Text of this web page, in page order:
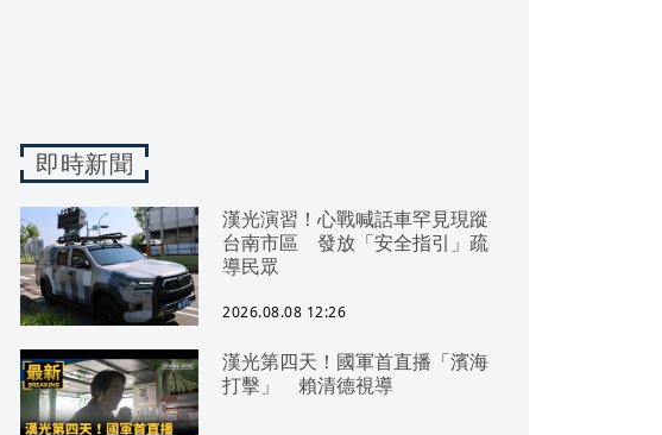
即時新聞
漢光演習！心戰喊話車罕見現蹤
台南市區 發放「安全指引」疏
導民眾
2026.08.08 12:26
漢光第四天！國軍首直播「濱海
打擊」 賴清德視導